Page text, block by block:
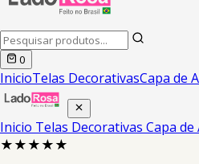
0
InicioTelas DecorativasCapa de
Inicio Telas Decorativas Capa
★★★★★